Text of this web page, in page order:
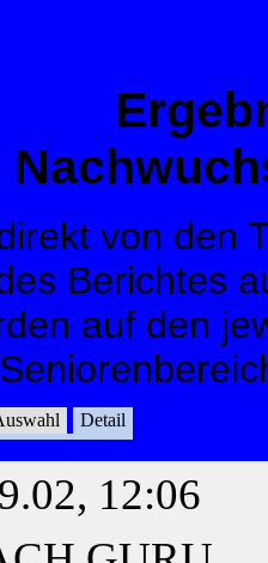
von den
Berichtes
auf den
Detail
12:06